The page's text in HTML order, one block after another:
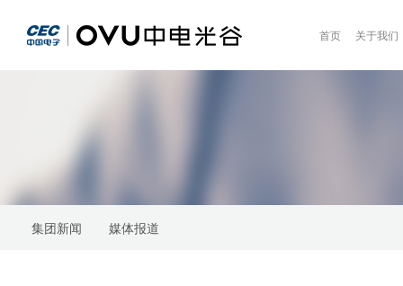
首页 关于我们
集团新闻 媒体报道